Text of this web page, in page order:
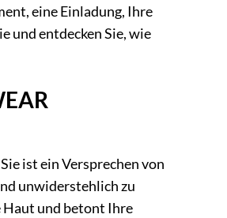
eine Einladung, Ihre
und entdecken Sie, wie
ist ein Versprechen von
unwiderstehlich zu
Haut und betont Ihre